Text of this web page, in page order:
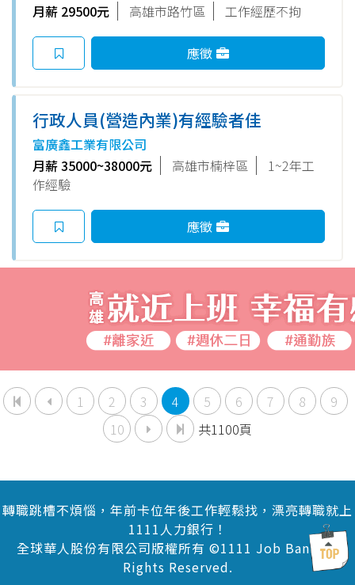
月薪 29500元
高雄市路竹區 工作經歷不拘
應徵
行政人員(營造內業)有經驗者佳
富廣鑫工業有限公司
月薪 35000~38000元
高雄市楠梓區
1~2年工
作經驗
應徵
1 2 3 4 5 6 7 8
9
10
共1100頁
轉職跳槽不煩惱，年前卡位年後工作輕鬆找，漂亮轉職就上
1111人力銀行！
全球華人股份有限公司版權所有 ©1111 Job Bank All
Rights Reserved.